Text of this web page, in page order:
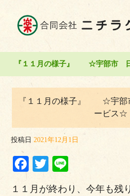
『１１月の様子』 ☆宇部市
『１１月の様子』 ☆宇部
ービス☆
投稿日 2021年12月1日
Facebook
Twitter
１１月が終わり、今年も残